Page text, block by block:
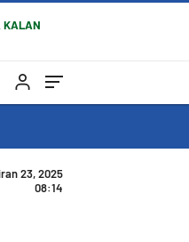
KALAN
23, 2025
08:14